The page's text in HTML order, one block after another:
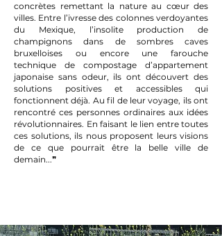
concrètes remettant la nature au cœur des
villes. Entre l’ivresse des colonnes verdoyantes
du Mexique, l’insolite production de
champignons dans de sombres caves
bruxelloises ou encore une farouche
technique de compostage d’appartement
japonaise sans odeur, ils ont découvert des
solutions positives et accessibles qui
fonctionnent déjà. Au fil de leur voyage, ils ont
rencontré ces personnes ordinaires aux idées
révolutionnaires. En faisant le lien entre toutes
ces solutions, ils nous proposent leurs visions
de ce que pourrait être la belle ville de
demain...❞